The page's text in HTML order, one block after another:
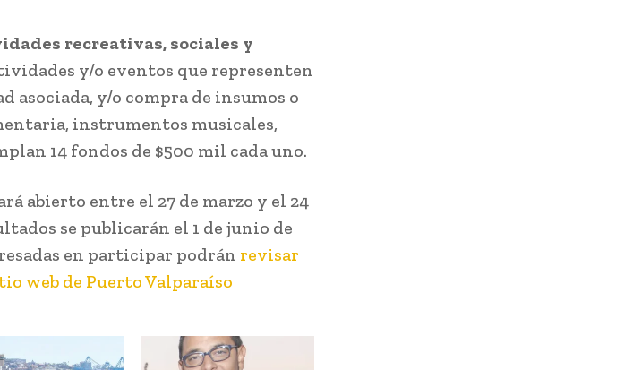
recreativas, sociales y
y/o eventos que representen
asociada, y/o compra de insumos o
instrumentos musicales,
14 fondos de $500 mil cada uno.
abierto entre el 27 de marzo y el 24
se publicarán el 1 de junio de
en participar podrán revisar
web de Puerto Valparaíso